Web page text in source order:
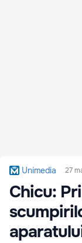
Unimedia 27
Chicu: